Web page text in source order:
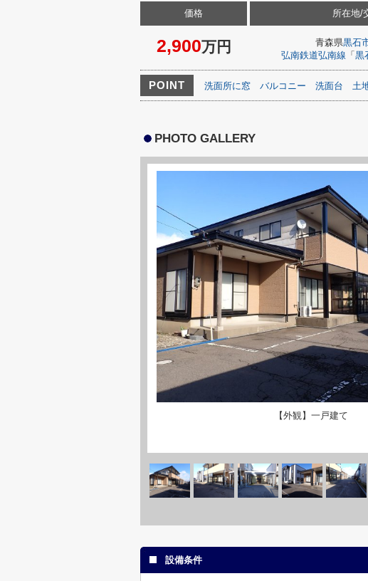
価格
2,900万円
所在地/
青森県黒石
弘南鉄道弘南線 「 黒
POINT 洗面所に窓 バルコニー 洗面台 土
PHOTO GALLERY
【外観】一戸建て
設備条件